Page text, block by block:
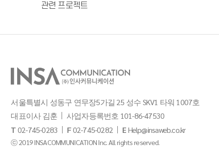
관련 프로젝트
서울특별시 성동구 연무장5가길 25 성수 SKV1 타워 1007호
대표이사 김훈
사업자등록번호 101-86-47530
T02-745-0283 F02-745-0282 EHelp@insaweb.co.kr
ⓒ 2019 INSACOMMUNICATION Inc. All rights reserved.